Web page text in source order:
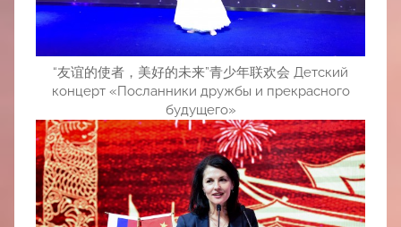
“友谊的使者，美好的未来”青少年联欢会 Детский
концерт «Посланники дружбы и прекрасного
будущего»